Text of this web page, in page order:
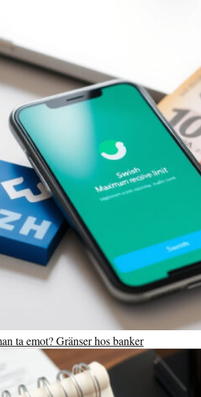
ta emot? Gränser hos banker